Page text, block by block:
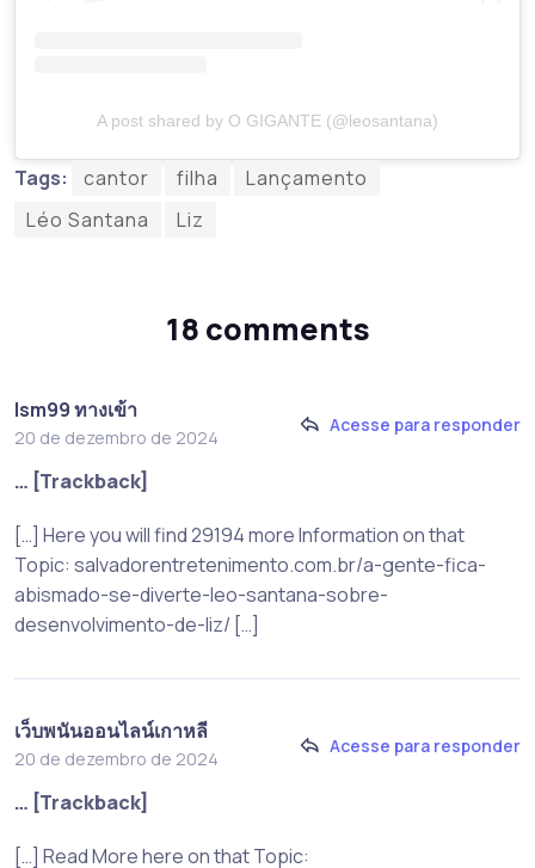
A post shared by O GIGANTE (@leosantana)
Tags: cantor filha
Lançamento
Léo Santana
Liz
18 comments
lsm99 ทางเข้า
20 de dezembro de 2024
Acesse para responder
… [Trackback]
[…] Here you will find 29194 more Information on that
Topic: salvadorentretenimento.com.br/a-gente-fica-
abismado-se-diverte-leo-santana-sobre-
desenvolvimento-de-liz/ […]
เว็บพนันออนไลน์เกาหลี
20 de dezembro de 2024
Acesse para responder
… [Trackback]
[…] Read More here on that Topic: